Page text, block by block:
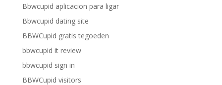
Bbwcupid aplicacion para ligar
Bbwcupid dating site
BBWCupid gratis tegoeden
bbwcupid it review
bbwcupid sign in
BBWCupid visitors